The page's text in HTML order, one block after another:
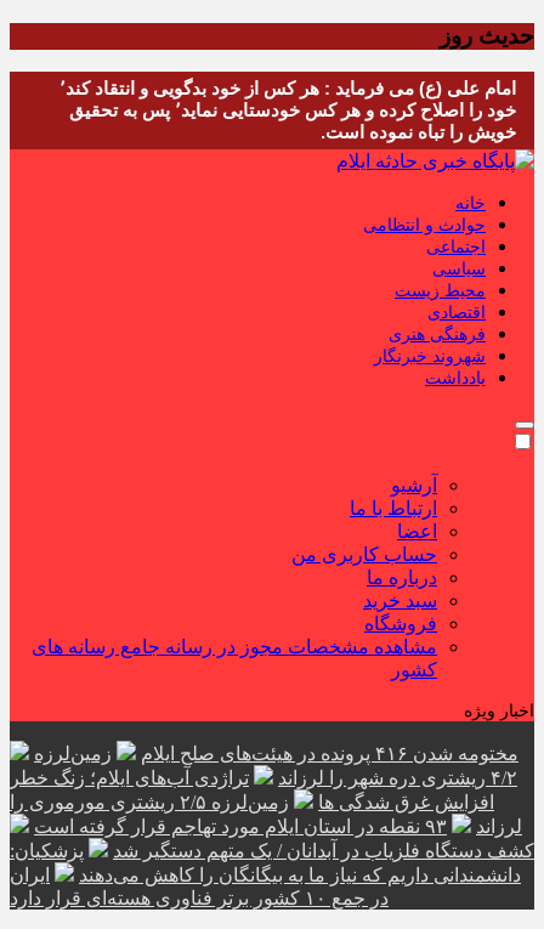
حدیث روز
امام علی (ع) می فرماید : هر کس از خود بدگویی و انتقاد کند٬
خود را اصلاح کرده و هر کس خودستایی نماید٬ پس به تحقیق
خویش را تباه نموده است.
خانه
حوادث و انتظامی
اجتماعی
سیاسی
محیط زیست
اقتصادی
فرهنگی هنری
شهروند خبرنگار
یادداشت
آرشیو
ارتباط با ما
اعضا
حساب کاربری من
درباره ما
سبد خرید
فروشگاه
مشاهده مشخصات مجوز در رسانه جامع رسانه های
کشور
اخبار ویژه
مختومه شدن ۴۱۶ پرونده در هیئت‌های صلح ایلام
زمین‌لرزه
۴/۲ ریشتری دره شهر را لرزاند
تراژدی آب‌های ایلام؛ زنگ خطر
افزایش غرق شدگی ها
زمین‌لرزه ۲/۵ ریشتری مورموری را
لرزاند
۹۳ نقطه در استان ایلام مورد تهاجم قرار گرفته است
کشف دستگاه فلزیاب در آبدانان / یک متهم دستگیر شد
پزشکیان:
دانشمندانی داریم که نیاز ما به بیگانگان را کاهش می‌دهند
ایران
در جمع ۱۰ کشور برتر فناوری هسته‌ای قرار دارد